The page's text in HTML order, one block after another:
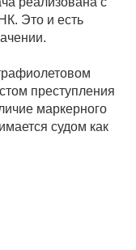
Это и есть
преступления
маркерного
судом как